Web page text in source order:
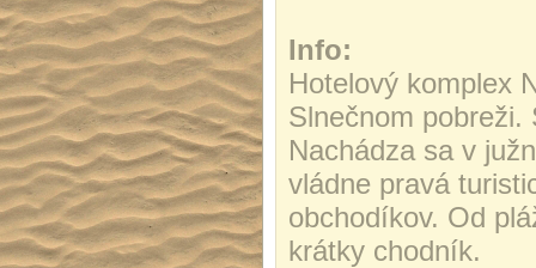
Info:
Hotelový komplex
Slnečnom pobreži.
Nachádza sa v
vládne pravá
obchodíkov. Od
krátky chodník.